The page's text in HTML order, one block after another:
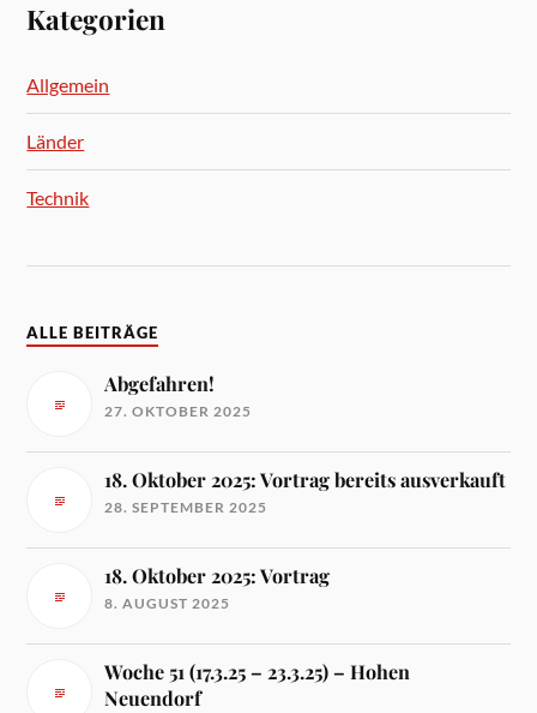
Kategorien
Allgemein
Länder
Technik
ALLE BEITRÄGE
Abgefahren!
27. OKTOBER 2025
18. Oktober 2025: Vortrag bereits ausverkauft
28. SEPTEMBER 2025
18. Oktober 2025: Vortrag
8. AUGUST 2025
Woche 51 (17.3.25 – 23.3.25) – Hohen
Neuendorf